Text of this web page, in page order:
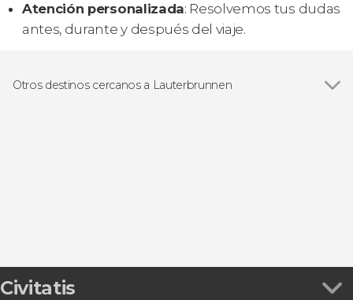
Atención personalizada: Resolvemos tus dudas
antes, durante y después del viaje.
Otros destinos cercanos a Lauterbrunnen
Civitatis